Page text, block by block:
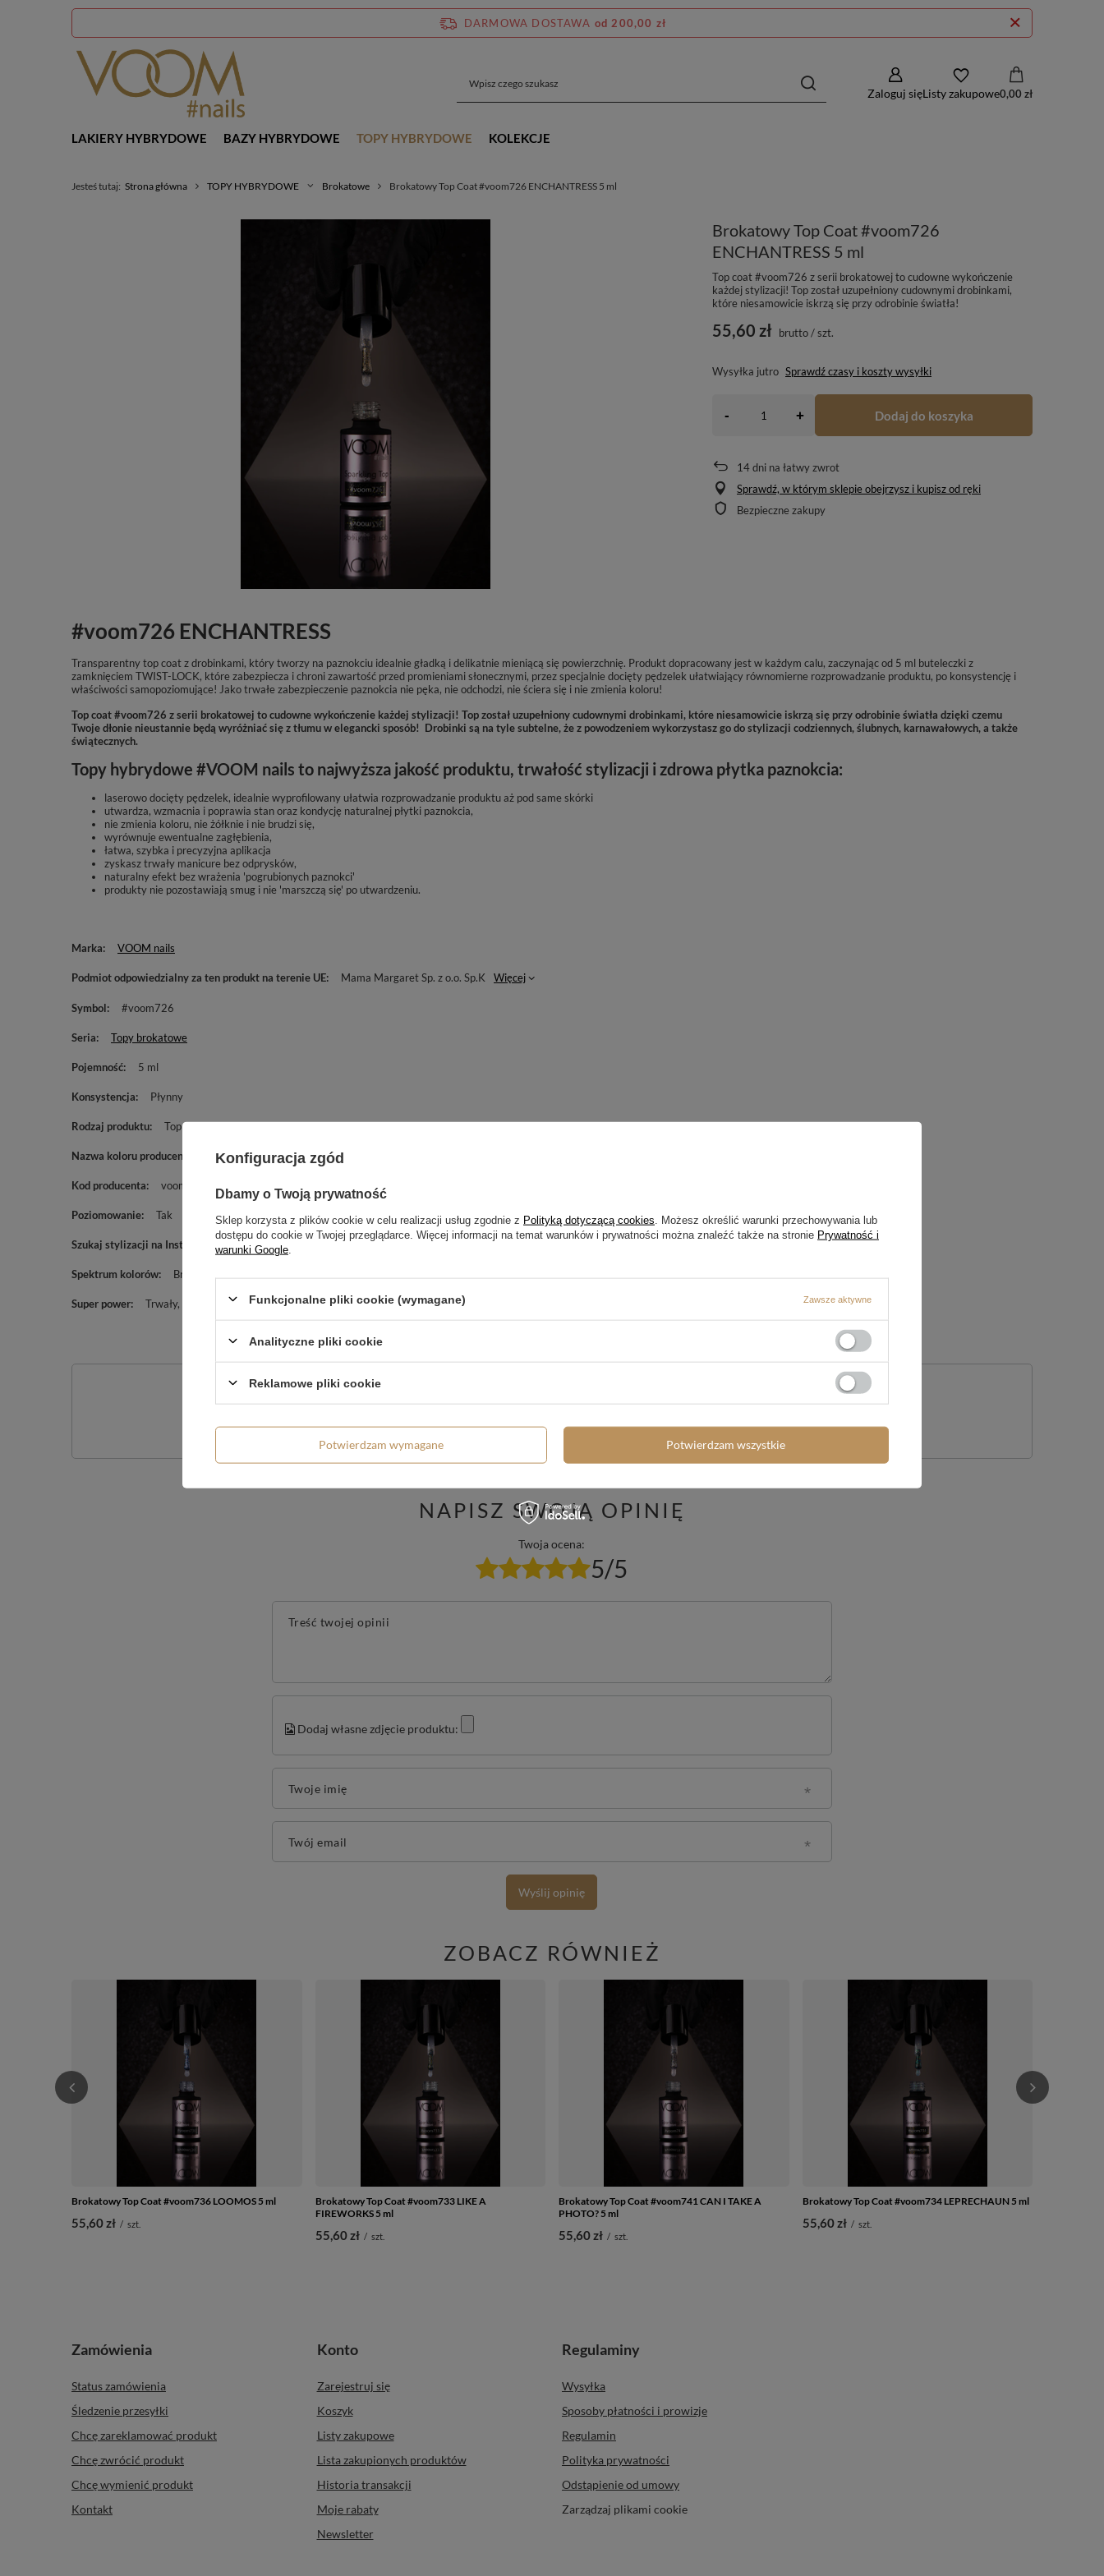
DARMOWA DOSTAWA od 200,00 zł
Zaloguj sięListy zakupowe0,00 zł
LAKIERY HYBRYDOWE BAZY HYBRYDOWE TOPY HYBRYDOWE KOLEKCJE
Jesteś tutaj: Strona główna TOPY HYBRYDOWE Brokatowe Brokatowy Top Coat #voom726 ENCHANTRESS 5 ml
Brokatowy Top Coat #voom726
ENCHANTRESS 5 ml
Top coat #voom726 z serii brokatowej to cudowne wykończenie
każdej stylizacji! Top został uzupełniony cudownymi drobinkami,
które niesamowicie iskrzą się przy odrobinie światła!
Wysyłka jutro Sprawdź czasy i koszty wysyłki
55,60 zł brutto/szt.
- + Dodaj do koszyka
14dni na łatwy zwrot
Sprawdź, w którym sklepie obejrzysz i kupisz od ręki
Bezpieczne zakupy
#voom726 ENCHANTRESS
Transparentny top coat z drobinkami, który tworzy na paznokciu idealnie gładką i delikatnie mieniącą się powierzchnię. Produkt dopracowany jest w każdym calu, zaczynając od 5 ml buteleczki z
zamknięciem TWIST-LOCK, które zabezpiecza i chroni zawartość przed promieniami słonecznymi, przez specjalnie docięty pędzelek ułatwiający równomierne rozprowadzanie produktu, po konsystencję i
właściwości samopoziomujące! Jako trwałe zabezpieczenie paznokcia nie pęka, nie odchodzi, nie ściera się i nie zmienia koloru!
Top coat #voom726 z serii brokatowej to cudowne wykończenie każdej stylizacji! Top zostałuzupełniony cudownymi drobinkami, które niesamowicie iskrzą się przy odrobinie światła dzięki czemu
Twoje dłonie nieustannie będą wyróżniać się z tłumu w elegancki sposób! Drobinki są na tyle subtelne, że z powodzeniem wykorzystasz go do stylizacji codziennych, ślubnych, karnawałowych, a także
świątecznych.
Topy hybrydowe #VOOM nails to najwyższa jakość produktu, trwałość stylizacji i zdrowa płytka paznokcia:
laserowo docięty pędzelek, idealnie wyprofilowany ułatwia rozprowadzanie produktu aż pod same skórki
utwardza, wzmacnia i poprawia stan oraz kondycję naturalnej płytki paznokcia,
nie zmienia koloru, nie żółknie i nie brudzi się,
wyrównuje ewentualne zagłębienia,
łatwa, szybka i precyzyjna aplikacja
zyskasz trwały manicure bez odprysków,
naturalny efekt bez wrażenia 'pogrubionych paznokci'
produkty nie pozostawiają smug i nie 'marszczą się' po utwardzeniu.
Marka VOOM nails
Podmiot odpowiedzialny za ten produkt na terenie UE Mama Margaret Sp. z o.o. Sp.K Więcej
Symbol #voom726
Seria Topy brokatowe
Pojemność 5 ml
Konsystencja Płynny
Rodzaj produktu Top
Nazwa koloru producenta ENCHANTRESS
Kod producenta voom726
Poziomowanie Tak
Szukaj stylizacji na Insta lub w Google: #voom726
Spektrum kolorów Brokatowy
Super power Trwały
Potrzebujesz pomocy? Masz pytania?
publikując dla innych.
NAPISZ SWOJĄ OPINIĘ
Twoja ocena:
5/5
Treść twojej opinii
Dodaj własne zdjęcie produktu:
Twoje imię
Twój email
Wyślij opinię
ZOBACZ RÓWNIEŻ
Brokatowy Top Coat #voom736 LOOMOS 5 ml
55,60 zł / szt.
Brokatowy Top Coat #voom733 LIKE A
FIREWORKS 5 ml
55,60 zł / szt.
Brokatowy Top Coat #voom741 CAN I TAKE A
PHOTO? 5 ml
55,60 zł / szt.
Brokatowy Top Coat #voom734 LEPRECHAUN 5 ml
55,60 zł / szt.
Zamówienia
Status zamówienia
Śledzenie przesyłki
Chcę zareklamować produkt
Chcę zwrócić produkt
Chcę wymienić produkt
Kontakt
Konto
Zarejestruj się
Koszyk
Listy zakupowe
Lista zakupionych produktów
Historia transakcji
Moje rabaty
Newsletter
Regulaminy
Wysyłka
Sposoby płatności i prowizje
Regulamin
Polityka prywatności
Odstąpienie od umowy
Zarządzaj plikami cookie
Konfiguracja zgód
Dbamy o Twoją prywatność
Sklep korzysta z plików cookie w celu realizacji usług zgodnie z Polityką dotyczącą cookies . Możesz określić warunki przechowywania lub
dostępu do cookie w Twojej przeglądarce. Więcej informacji na temat warunków i prywatności można znaleźć także na stronie Prywatność i
warunki Google
Funkcjonalne pliki cookie (wymagane) Zawsze aktywne
Analityczne pliki cookie
Reklamowe pliki cookie
Potwierdzam wymagane Potwierdzam wszystkie